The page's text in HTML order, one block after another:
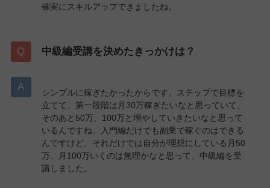
確実にスキルアップできましたね。
中級編受講を決めたきっかけは？
シンプルに稼ぎたかったからです。ステップで目標を
立てて、第一段階は月30万稼ぎたいなと思っていて、
そのあと50万、100万と増やしていきたいなと思って
いるんですね。入門編だけでも副業で稼ぐのはできる
んですけど、それだけでは自分が理想にしている月50
万、月100万いくのは無理かなと思って、中級編を受
講しました。